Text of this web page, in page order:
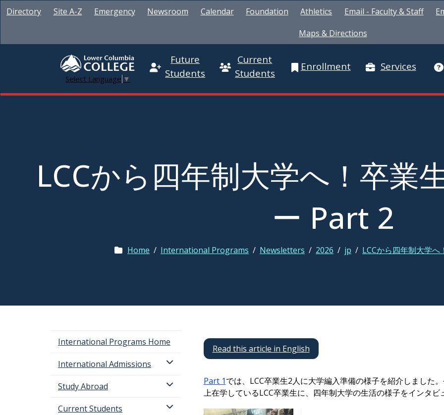
Directory Site A-Z Emergency Newsroom Calendar Foundation Athletics Email - Faculty & Staff
Maps & Directions
Select Language ▼
Future
Students
Current
Students
Enrollment Services
LCCから四年制大学へ！卒業
ー Part 2
Home / International Programs / Newsletters / 2026 / jp / LCCから四年制大学
International Programs Home
International Admissions
Study Abroad
Current Students
Read this article in English
Part 1では、LCC卒業生2人に大学編入準備の様子を紹介しました
上在学しているLCC卒業生に、四年制大学の生活の様子をインタビ